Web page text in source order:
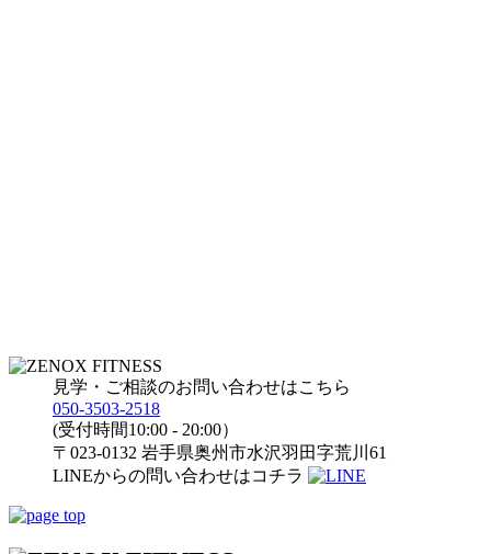
見学・ご相談のお問い合わせはこちら
050-3503-2518
(受付時間10:00 - 20:00）
〒023-0132 岩手県奥州市水沢羽田字荒川61
LINEからの問い合わせはコチラ